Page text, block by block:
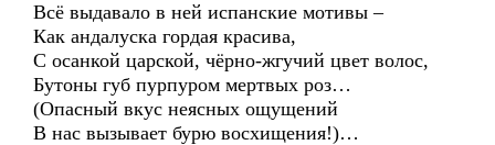
Всё выдавало в ней испанские мотивы –
Как андалуска гордая красива,
С осанкой царской, чёрно-жгучий цвет волос,
Бутоны губ пурпуром мертвых роз…
(Опасный вкус неясных ощущений
В нас вызывает бурю восхищения!)…